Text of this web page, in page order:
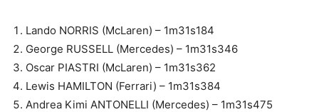
Lando NORRIS (McLaren) – 1m31s184
George RUSSELL (Mercedes) – 1m31s346
Oscar PIASTRI (McLaren) – 1m31s362
Lewis HAMILTON (Ferrari) – 1m31s384
Andrea Kimi ANTONELLI (Mercedes) – 1m31s475